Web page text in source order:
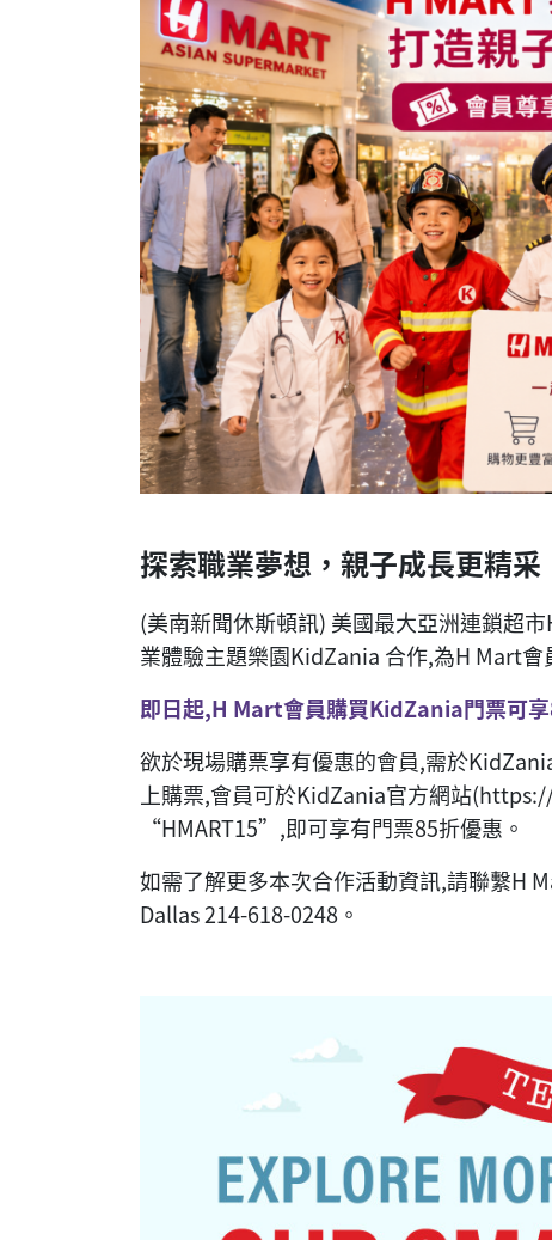
探索職業夢想，親子成長更精采
(美南新聞休斯頓訊) 美國最大亞洲連鎖超
業體驗主題樂園KidZania 合作,為H Mart會
即日起,H Mart會員購買KidZania門票可享
欲於現場購票享有優惠的會員,需於
上購票,會員可於KidZania官方網站
“HMART15”,即可享有門票85折優惠。
如需了解更多本次合作活動資訊,請聯繫H
Dallas 214-618-0248。